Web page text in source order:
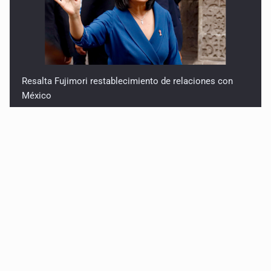
Resalta Fujimori restablecimiento de relaciones con
México